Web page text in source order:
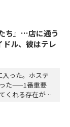
ち』…店に通う
ル、彼はテレ
入った。ホステ
た——1番重要
くれる存在が好